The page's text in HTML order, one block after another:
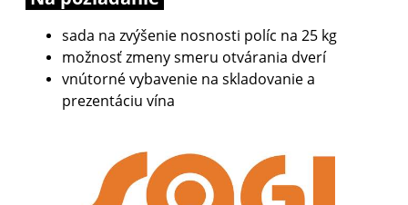
sada na zvýšenie nosnosti políc na 25 kg
možnosť zmeny smeru otvárania dverí
vnútorné vybavenie na skladovanie a
prezentáciu vína